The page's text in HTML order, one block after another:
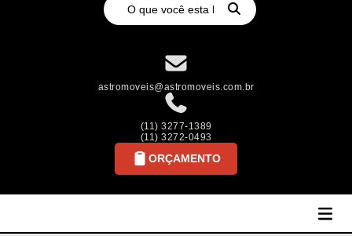
astromoveis@astromoveis.com.br
(11) 3277-1389
(11) 3272-0493
ORÇAMENTO